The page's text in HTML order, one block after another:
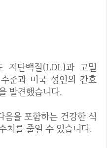
준과 미국 성인의 간효
발견했습니다.
음을 포함하는 건강한 식
치를 줄일 수 있습니다.